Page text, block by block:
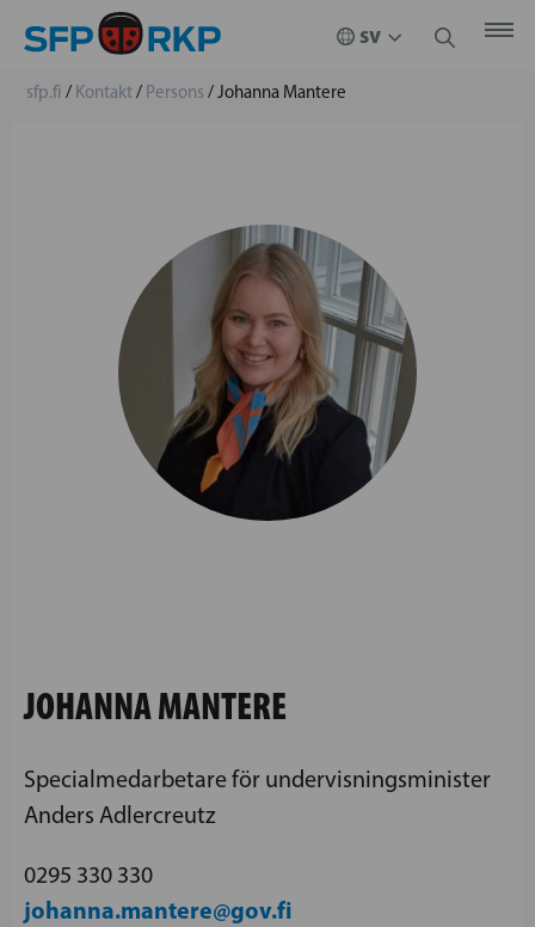
sfp.fi / Kontakt/ Persons /Johanna Mantere
JOHANNA MANTERE
Specialmedarbetare för undervisningsminister
Anders Adlercreutz
0295 330 330
johanna.mantere@gov.fi